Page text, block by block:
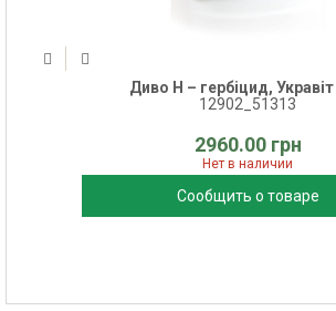
Диво Н – гербіцид, Укравіт
12902_51313
2960.00 грн
Нет в наличии
Сообщить о товаре